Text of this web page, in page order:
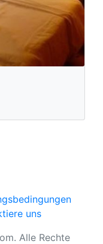
uns
Alle Rechte